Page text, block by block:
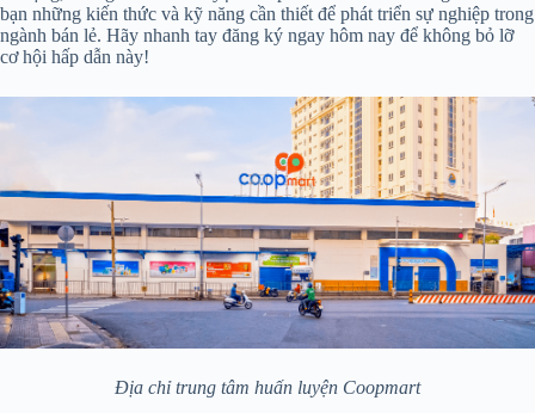
bạn những kiến thức và kỹ năng cần thiết để phát triển sự nghiệp trong
ngành bán lẻ. Hãy nhanh tay đăng ký ngay hôm nay để không bỏ lỡ
cơ hội hấp dẫn này!
Địa chỉ trung tâm huấn luyện Coopmart